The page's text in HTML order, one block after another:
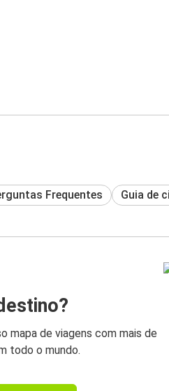
Frequentes Guia de
mapa de viagens com mais de
todo o mundo.